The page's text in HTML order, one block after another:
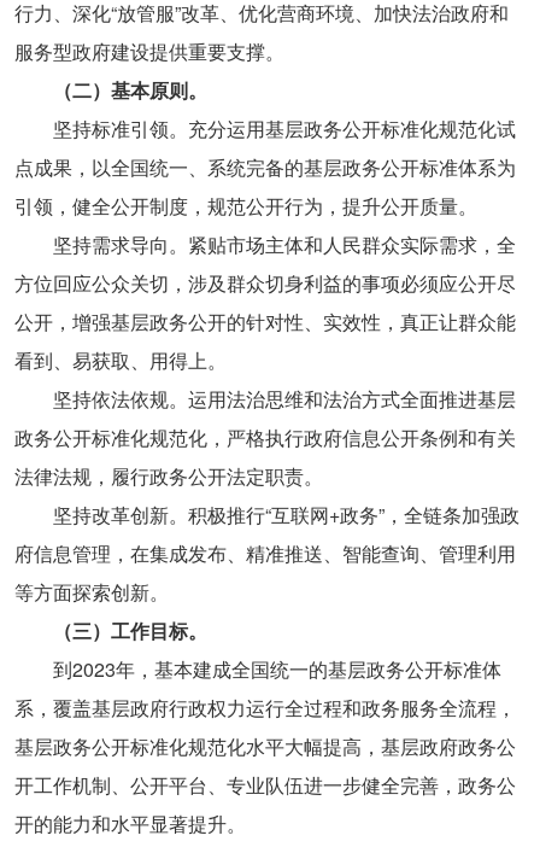
行力、深化“放管服”改革、优化营商环境、加快法治政府和
服务型政府建设提供重要支撑。
（二）基本原则。
坚持标准引领。充分运用基层政务公开标准化规范化试
点成果，以全国统一、系统完备的基层政务公开标准体系为
引领，健全公开制度，规范公开行为，提升公开质量。
坚持需求导向。紧贴市场主体和人民群众实际需求，全
方位回应公众关切，涉及群众切身利益的事项必须应公开尽
公开，增强基层政务公开的针对性、实效性，真正让群众能
看到、易获取、用得上。
坚持依法依规。运用法治思维和法治方式全面推进基层
政务公开标准化规范化，严格执行政府信息公开条例和有关
法律法规，履行政务公开法定职责。
坚持改革创新。积极推行“互联网+政务”，全链条加强政
府信息管理，在集成发布、精准推送、智能查询、管理利用
等方面探索创新。
（三）工作目标。
到2023年，基本建成全国统一的基层政务公开标准体
系，覆盖基层政府行政权力运行全过程和政务服务全流程，
基层政务公开标准化规范化水平大幅提高，基层政府政务公
开工作机制、公开平台、专业队伍进一步健全完善，政务公
开的能力和水平显著提升。